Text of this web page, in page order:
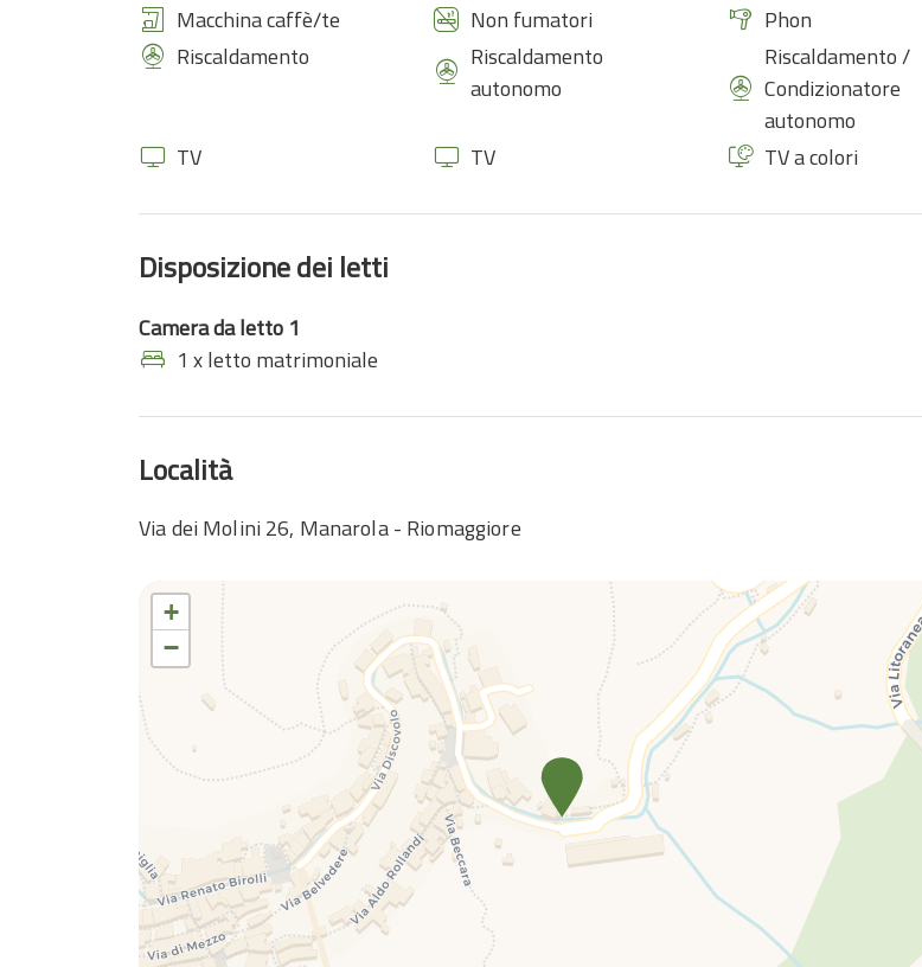
Macchina caffè/te
Non fumatori
Phon
Riscaldamento
Riscaldamento
autonomo
Riscaldamento /
Condizionatore
autonomo
TV
TV TV a colori
Disposizione dei letti
Camera da letto 1
1 x letto matrimoniale
Località
Via dei Molini 26, Manarola - Riomaggiore
+
−